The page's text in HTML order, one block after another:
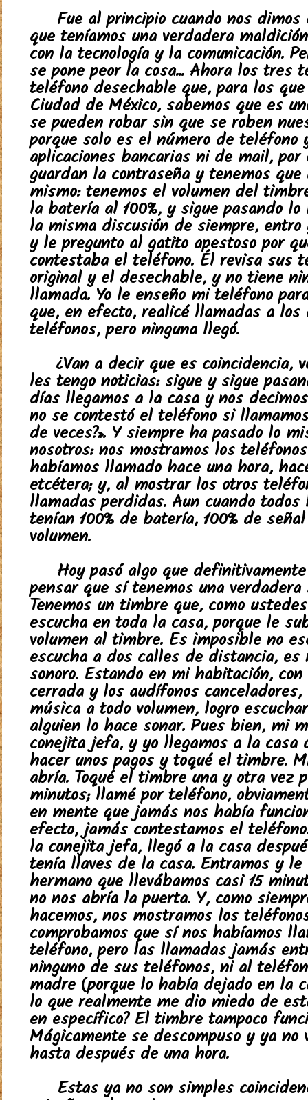
Fue al principio cuando nos dimos
que teníamos una verdadera
con la tecnología y la comunicación.
se pone peor la cosa... Ahora los tres
teléfono desechable que, para los
Ciudad de México, sabemos que es
se pueden robar sin que se roben
porque solo es el número de teléfono
aplicaciones bancarias ni de mail, por
guardan la contraseña y tenemos que
mismo: tenemos el volumen del
la batería al 100%, y sigue pasando lo
la misma discusión de siempre, entro
y le pregunto al gatito apestoso por
contestaba el teléfono. Él revisa sus
original y el desechable, y no tiene
llamada. Yo le enseño mi teléfono
que, en efecto, realicé llamadas a los
teléfonos, pero ninguna llegó.
¿Van a decir que es coincidencia,
les tengo noticias: sigue y sigue
días llegamos a la casa y nos
no se contestó el teléfono si
de veces?». Y siempre ha pasado lo
nosotros: nos mostramos los
habíamos llamado hace una hora,
etcétera; y, al mostrar los otros
llamadas perdidas. Aun cuando
tenían 100% de batería, 100% de
volumen.
Hoy pasó algo que
pensar que sí tenemos una verdadera
Tenemos un timbre que, como
escucha en toda la casa, porque le
volumen al timbre. Es imposible no
escucha a dos calles de distancia,
sonoro. Estando en mi habitación,
cerrada y los audífonos canceladores,
música a todo volumen, logro
alguien lo hace sonar. Pues bien, mi
conejita jefa, y yo llegamos a la casa
hacer unos pagos y toqué el timbre.
abría. Toqué el timbre una y otra vez
minutos; llamé por teléfono,
en mente que jamás nos había
efecto, jamás contestamos el
la conejita jefa, llegó a la casa
tenía llaves de la casa. Entramos y
hermano que llevábamos casi 15
no nos abría la puerta. Y, como
hacemos, nos mostramos los
comprobamos que sí nos habíamos
teléfono, pero las llamadas jamás
ninguno de sus teléfonos, ni al
madre (porque lo había dejado en la
lo que realmente me dio miedo de
en específico? El timbre tampoco
Mágicamente se descompuso y ya no
hasta después de una hora.
Estas ya no son simples